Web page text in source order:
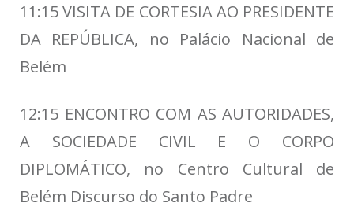
11:15 VISITA DE CORTESIA AO PRESIDENTE
DA REPÚBLICA, no Palácio Nacional de
Belém
12:15 ENCONTRO COM AS AUTORIDADES,
A SOCIEDADE CIVIL E O CORPO
DIPLOMÁTICO, no Centro Cultural de
Belém Discurso do Santo Padre